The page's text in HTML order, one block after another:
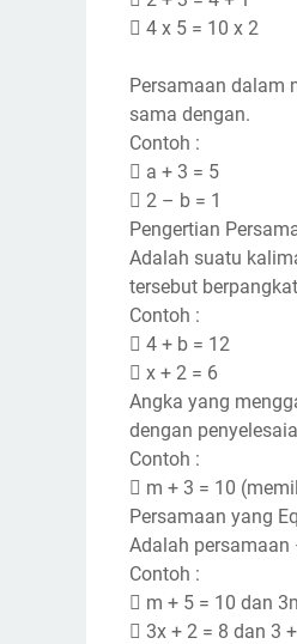
 4 x 5 = 10 x 2
Persamaan dalam
sama dengan.
Contoh :
 a + 3 = 5
 2 – b = 1
Pengertian
Adalah suatu
tersebut
Contoh :
 4 + b = 12
 x + 2 = 6
Angka yang
dengan
Contoh :
 m + 3 = 10
Persamaan yang
Adalah
Contoh :
 m + 5 = 10 dan
 3x + 2 = 8 dan 3